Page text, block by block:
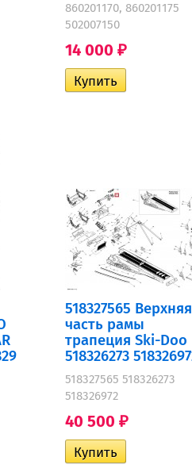
860201170, 860201175
502007150
14 000 ₽
518327565 Верхняя
часть рамы
трапеция Ski-Doo
518326273
518327565 518326273
518326972
40 500 ₽